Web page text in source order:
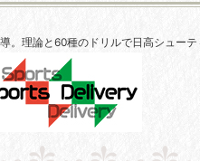
。理論と60種のドリルで日高シューテ